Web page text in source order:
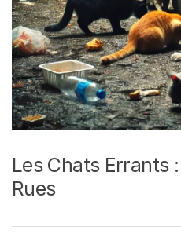
Les Chats Errants
Rues